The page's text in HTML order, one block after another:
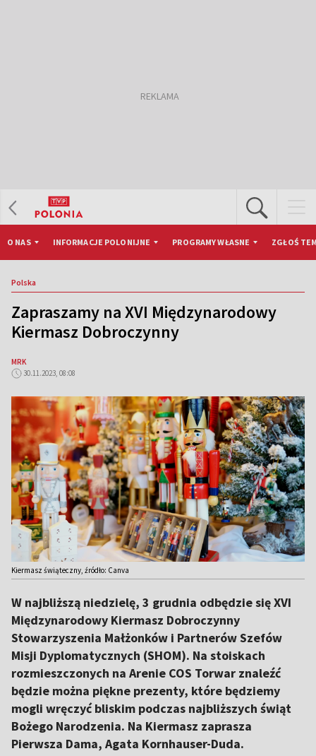
O NAS INFORMACJE POLONIJNE PROGRAMY WŁASNE ZGŁOŚ
Polska
Zapraszamy na XVI Międzynarodowy
Kiermasz Dobroczynny
MRK
30.11.2023, 08:08
Kiermasz świąteczny, źródło: Canva
W najbliższą niedzielę, 3 grudnia odbędzie się XVI
Międzynarodowy Kiermasz Dobroczynny
Stowarzyszenia Małżonków i Partnerów Szefów
Misji Dyplomatycznych (SHOM). Na stoiskach
rozmieszczonych na Arenie COS Torwar znaleźć
będzie można piękne prezenty, które będziemy
mogli wręczyć bliskim podczas najbliższych świąt
Bożego Narodzenia. Na Kiermasz zaprasza
Pierwsza Dama, Agata Kornhauser-Duda.